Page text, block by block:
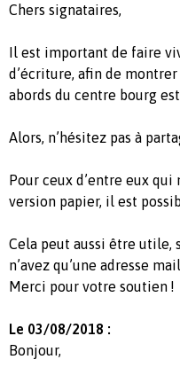
Chers signataires,
Il est important de faire
d’écriture, afin de
abords du centre bourg
Alors, n’hésitez pas à
Pour ceux d’entre eux
version papier, il est
Cela peut aussi être utile,
n’avez qu’une adresse
Merci pour votre soutien !
Le 03/08/2018 :
Bonjour,